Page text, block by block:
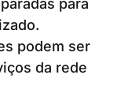
para
podem ser
da rede